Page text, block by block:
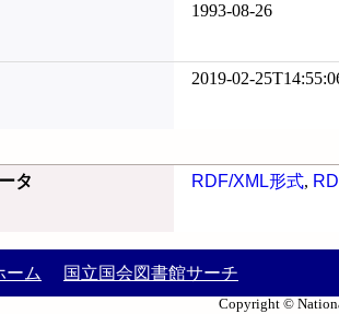
1993-08-26
2019-02-
タ RDF/XML形式,
ーム 国立国会図書館サーチ
Copyright ©